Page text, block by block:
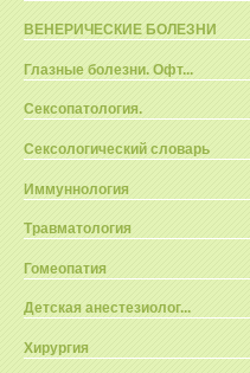
ВЕНЕРИЧЕСКИЕ БОЛЕЗНИ
Глазные болезни. Офт...
Сексопатология.
Сексологический словарь
Иммуннология
Травматология
Гомеопатия
Детская анестезиолог...
Хирургия